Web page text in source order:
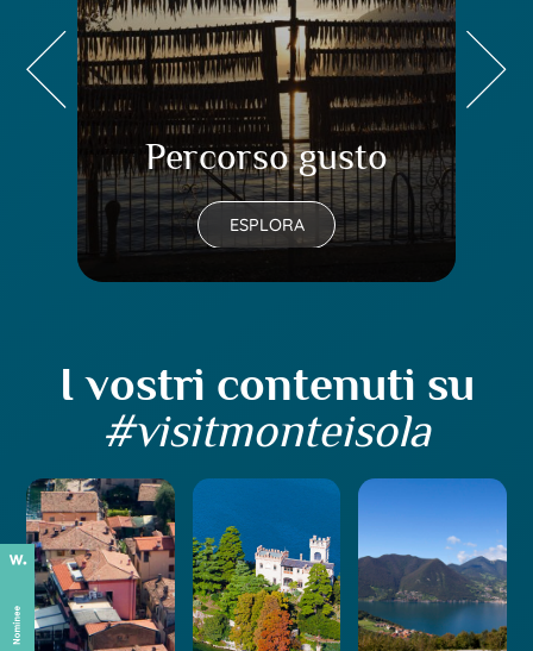
Percorso gusto
ESPLORA
I vostri contenuti su
#visitmonteisola